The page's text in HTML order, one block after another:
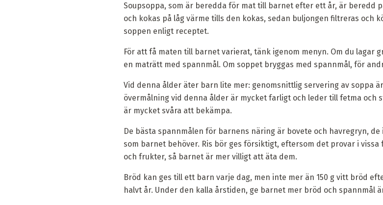
Soupsoppa, som är beredda för mat till barnet efter ett år, är beredd
och kokas på låg värme tills den kokas, sedan buljongen filtreras och
soppen enligt receptet.
För att få maten till barnet varierat, tänk igenom menyn. Om du lagar
en maträtt med spannmål. Om soppet bryggas med spannmål, för
Vid denna ålder äter barn lite mer: genomsnittlig servering av soppa
övermålning vid denna ålder är mycket farligt och leder till fetma och
är mycket svåra att bekämpa.
De bästa spannmålen för barnens näring är bovete och havregryn,
som barnet behöver. Ris bör ges försiktigt, eftersom det provar i
och frukter, så barnet är mer villigt att äta dem.
Bröd kan ges till ett barn varje dag, men inte mer än 150 g vitt bröd
halvt år. Under den kalla årstiden, ge barnet mer bröd och spannmål